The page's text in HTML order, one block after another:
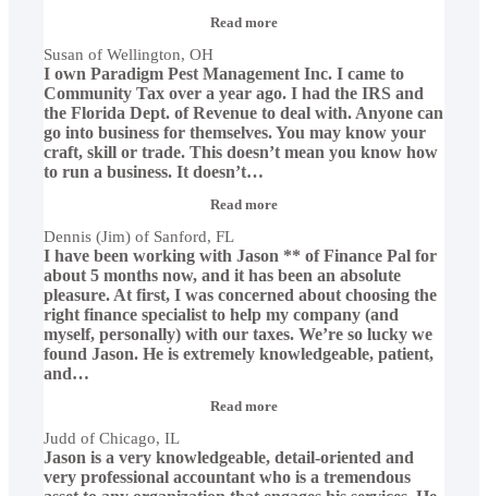
Read more“Susan
OH”
Susan of Wellington, OH
I own Paradigm Pest Management Inc. I came to
Community Tax over a year ago. I had the IRS and
the Florida Dept. of Revenue to deal with. Anyone can
go into business for themselves. You may know your
craft, skill or trade. This doesn’t mean you know how
to run a business. It doesn’t…
Read more“Dennis
Sanford,
FL”
Dennis (Jim) of Sanford, FL
I have been working with Jason ** of Finance Pal for
about 5 months now, and it has been an absolute
pleasure. At first, I was concerned about choosing the
right finance specialist to help my company (and
myself, personally) with our taxes. We’re so lucky we
found Jason. He is extremely knowledgeable, patient,
and…
Read more“Judd
IL”
Judd of Chicago, IL
Jason is a very knowledgeable, detail-oriented and
very professional accountant who is a tremendous